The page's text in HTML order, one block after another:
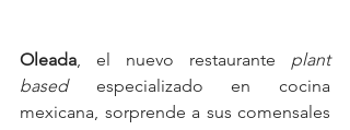
Oleada, el nuevo restaurante plant
based especializado en cocina
mexicana, sorprende a sus comensales